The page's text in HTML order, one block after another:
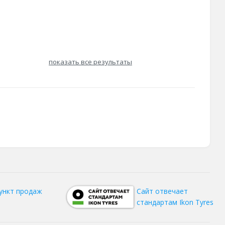
показать все результаты
продаж
Сайт отвечает
стандартам Ikon Tyres